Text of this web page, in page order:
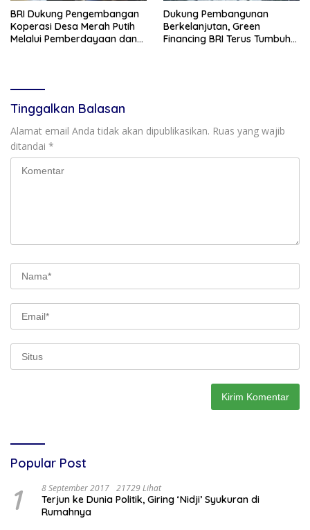
BRI Dukung Pengembangan
Koperasi Desa Merah Putih
Melalui Pemberdayaan dan
Dukung Pembangunan
Berkelanjutan, Green
Financing BRI Terus Tumbuh
Tinggalkan Balasan
Alamat email Anda tidak akan dipublikasikan. Ruas yang wajib
ditandai *
Popular Post
1 8 September 2017 21729 Lihat
Terjun ke Dunia Politik, Giring ‘Nidji’ Syukuran di
Rumahnya